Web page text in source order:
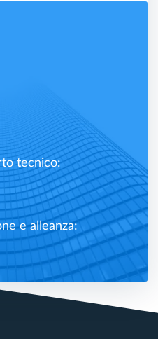
tecnico:
e alleanza: